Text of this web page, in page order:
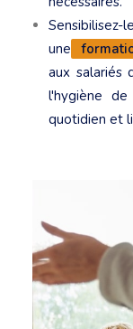
une
aux salariés
l'hygiène
quotidien et